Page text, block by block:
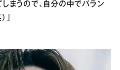
まうので、自分の中でバラン
」